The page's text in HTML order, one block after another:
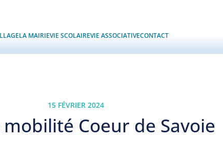
LA MAIRIEVIE SCOLAIREVIE ASSOCIATIVECONTACT
15 FÉVRIER 2024
mobilité Coeur de Savoie